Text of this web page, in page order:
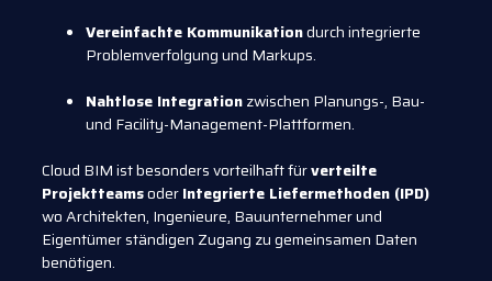
Vereinfachte Kommunikationdurch integrierte
Problemverfolgung und Markups.
Nahtlose Integrationzwischen Planungs-, Bau-
und Facility-Management-Plattformen.
Cloud BIM ist besonders vorteilhaft fürverteilte
ProjektteamsoderIntegrierte Liefermethoden (IPD)
wo Architekten, Ingenieure, Bauunternehmer und
Eigentümer ständigen Zugang zu gemeinsamen Daten
benötigen.